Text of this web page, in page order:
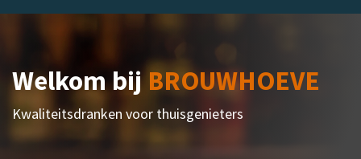
Welkom bijBROUWHOEVE
Kwaliteitsdranken voor thuisgenieters